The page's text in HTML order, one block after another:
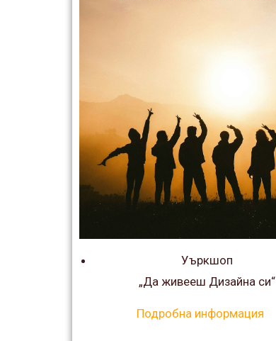
Уъркшоп
„Да живееш Дизайна си“
Подробна информация